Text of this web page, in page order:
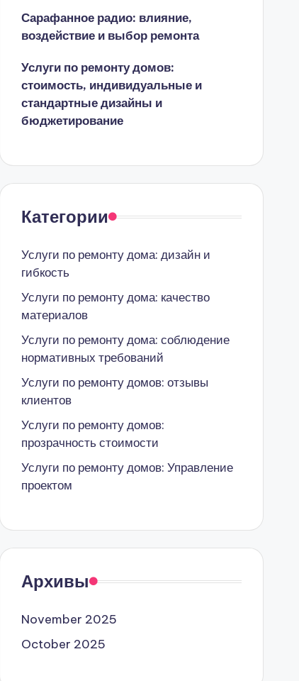
Сарафанное радио: влияние,
воздействие и выбор ремонта
Услуги по ремонту домов:
стоимость, индивидуальные и
стандартные дизайны и
бюджетирование
Категории
Услуги по ремонту дома: дизайн и
гибкость
Услуги по ремонту дома: качество
материалов
Услуги по ремонту дома: соблюдение
нормативных требований
Услуги по ремонту домов: отзывы
клиентов
Услуги по ремонту домов:
прозрачность стоимости
Услуги по ремонту домов: Управление
проектом
Архивы
November 2025
October 2025